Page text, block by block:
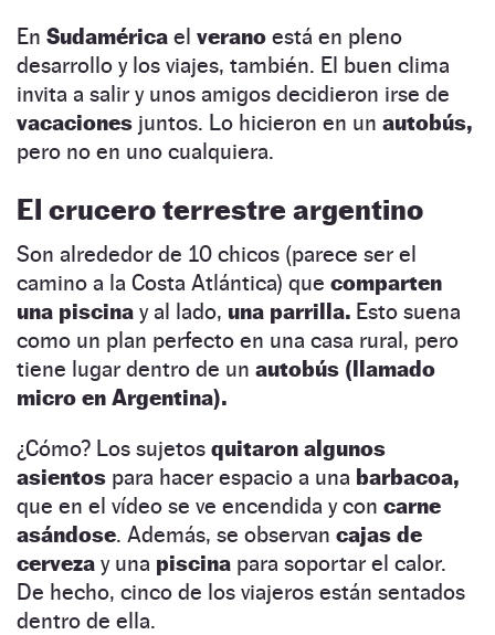
En Sudamérica el verano está en pleno
desarrollo y los viajes, también. El buen clima
invita a salir y unos amigos decidieron irse de
vacaciones juntos. Lo hicieron en un autobús,
pero no en uno cualquiera.
El crucero terrestre argentino
Son alrededor de 10 chicos (parece ser el
camino a la Costa Atlántica) que comparten
una piscina y al lado, una parrilla. Esto suena
como un plan perfecto en una casa rural, pero
tiene lugar dentro de un autobús (llamado
micro en Argentina).
¿Cómo? Los sujetos quitaron algunos
asientos para hacer espacio a una barbacoa,
que en el vídeo se ve encendida y con carne
asándose. Además, se observan cajas de
cerveza y una piscina para soportar el calor.
De hecho, cinco de los viajeros están sentados
dentro de ella.